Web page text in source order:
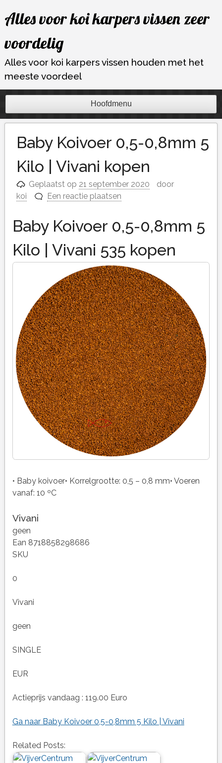
naar
inhoud
Alles voor koi karpers vissen zeer
voordelig
Alles voor koi karpers vissen houden met het
meeste voordeel
Hoofdmenu
Baby Koivoer 0,5-0,8mm 5
Kilo | Vivani kopen
Geplaatst op 21 september 2020
door
koi
Een reactie plaatsen
Baby Koivoer 0,5-0,8mm 5
Kilo | Vivani 535 kopen
• Baby koivoer• Korrelgrootte: 0,5 – 0,8 mm• Voeren
vanaf: 10 ºC
Vivani
geen
Ean 8718858298686
SKU
0
Vivani
geen
SINGLE
EUR
Actieprijs vandaag : 119.00 Euro
Ga naar Baby Koivoer 0,5-0,8mm 5 Kilo | Vivani
Related Posts: